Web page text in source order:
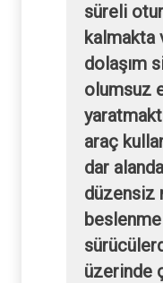
süreli
kalmakta
dolaşım
olumsuz
araç
dar
düzensiz
beslenme
üzerinde